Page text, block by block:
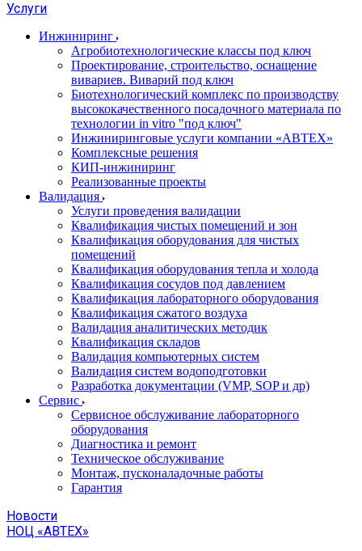
Услуги
Инжиниринг
Агробиотехнологические классы под ключ
Проектирование, строительство, оснащение
вивариев. Виварий под ключ
Биотехнологический комплекс по производству
высококачественного посадочного материала по
технологии in vitro "под ключ"
Инжиниринговые услуги компании «АВТЕХ»
Комплексные решения
КИП-инжиниринг
Реализованные проекты
Валидация
Услуги проведения валидации
Квалификация чистых помещений и зон
Квалификация оборудования для чистых
помещений
Квалификация оборудования тепла и холода
Квалификация сосудов под давлением
Квалификация лабораторного оборудования
Квалификация сжатого воздуха
Валидация аналитических методик
Квалификация складов
Валидация компьютерных систем
Валидация систем водоподготовки
Разработка документации (VMP, SOP и др)
Cервис
Сервисное обслуживание лабораторного
оборудования
Диагностика и ремонт
Техническое обслуживание
Монтаж, пусконаладочные работы
Гарантия
Новости
НОЦ «АВТЕХ»